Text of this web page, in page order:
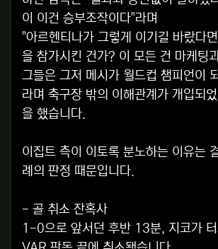
이 이건 승부조작이다"라며
"아르헨티나가 그렇게 이기길 바랐다
을 참가시킨 건가? 이 모든 건 마케팅
그들은 그저 메시가 월드컵 챔피언이
라며 축구장 밖의 이해관계가 개입되
을 했습니다.
이집트 측이 이토록 분노하는 이유는
례의 판정 때문입니다.
- 골 취소 잔혹사
1-0으로 앞서던 후반 13분, 지코가 터